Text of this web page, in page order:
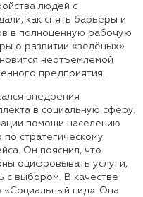
людей с
как снять барьеры и
в полноценную рабочую
о развитии «зелёных»
неотъемлемой
предприятия.
внедрения
в социальную сферу.
помощи населению
стратегическому
Он пояснил, что
оцифровывать услуги,
с выбором. В качестве
«Социальный гид». Она